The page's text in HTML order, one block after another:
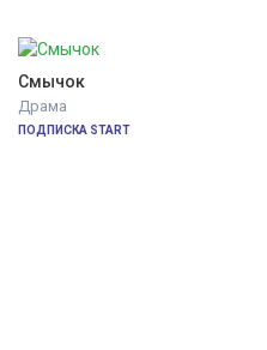
Смычок
Драма
ПОДПИСКА START